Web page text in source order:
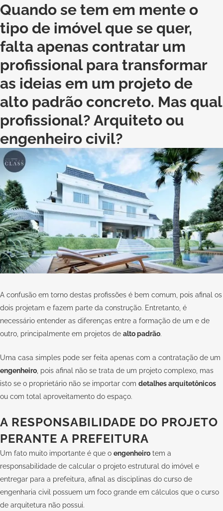
Quando se tem em mente o
tipo de imóvel que se quer,
falta apenas contratar um
profissional para transformar
as ideias em um projeto de
alto padrão concreto. Mas qual
profissional? Arquiteto ou
engenheiro civil?
A confusão em torno destas profissões é bem comum, pois afinal os
dois projetam e fazem parte da construção. Entretanto, é
necessário entender as diferenças entre a formação de um e de
outro, principalmente em projetos de alto padrão.
Uma casa simples pode ser feita apenas com a contratação de um
engenheiro , pois afinal não se trata de um projeto complexo, mas
isto se o proprietário não se importar com detalhes arquitetônicos
ou com total aproveitamento do espaço.
A RESPONSABILIDADE DO PROJETO
PERANTE A PREFEITURA
Um fato muito importante é que o engenheiro tem a
responsabilidade de calcular o projeto estrutural do imóvel e
entregar para a prefeitura, afinal as disciplinas do curso de
engenharia civil possuem um foco grande em cálculos que o curso
de arquitetura não possui.